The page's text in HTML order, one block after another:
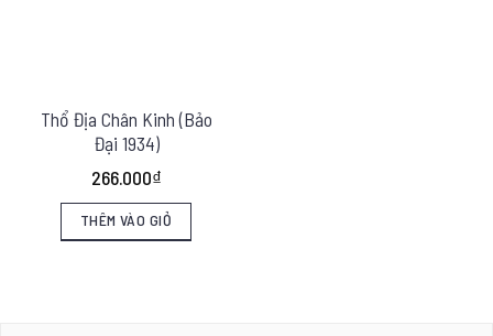
Thổ Địa Chân Kinh (Bảo
Đại 1934)
266.000₫
THÊM VÀO GIỎ